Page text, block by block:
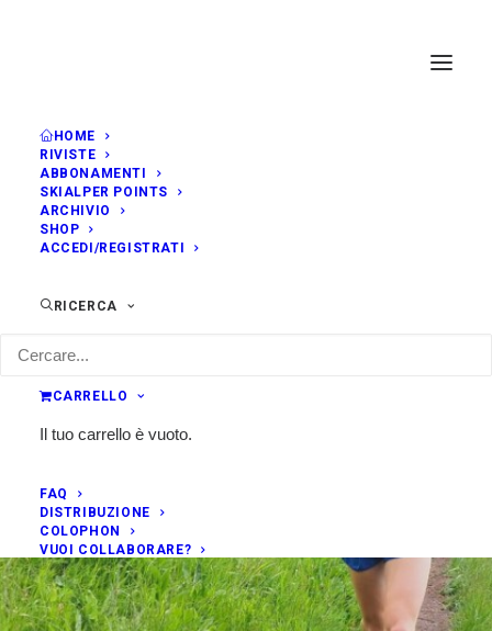
HOME
RIVISTE
ABBONAMENTI
SKIALPER POINTS
ARCHIVIO
SHOP
ACCEDI/REGISTRATI
RICERCA
CARRELLO
Il tuo carrello è vuoto.
FAQ
DISTRIBUZIONE
COLOPHON
VUOI COLLABORARE?